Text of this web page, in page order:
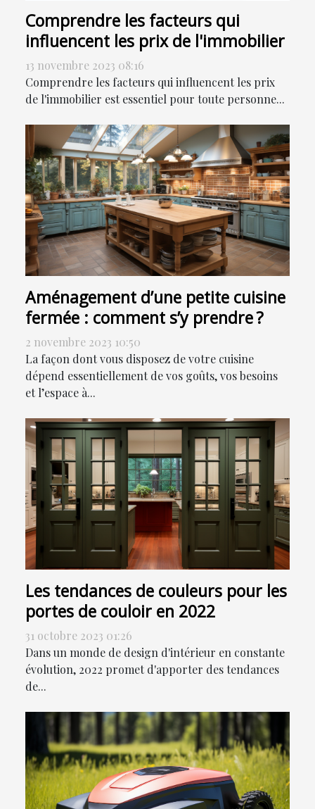
Comprendre les facteurs qui
influencent les prix de l'immobilier
13 novembre 2023 08:16
Comprendre les facteurs qui influencent les prix
de l'immobilier est essentiel pour toute personne...
Aménagement d’une petite cuisine
fermée : comment s’y prendre ?
2 novembre 2023 10:50
La façon dont vous disposez de votre cuisine
dépend essentiellement de vos goûts, vos besoins
et l’espace à...
Les tendances de couleurs pour les
portes de couloir en 2022
31 octobre 2023 01:26
Dans un monde de design d'intérieur en constante
évolution, 2022 promet d'apporter des tendances
de...